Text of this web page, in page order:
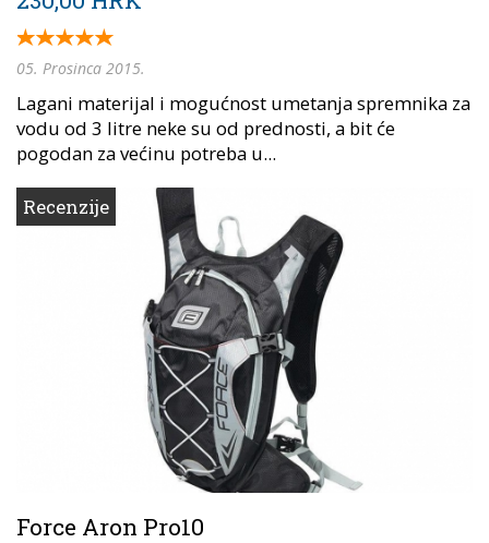
05. Prosinca 2015.
Lagani materijal i mogućnost umetanja spremnika za
vodu od 3 litre neke su od prednosti, a bit će
pogodan za većinu potreba u...
Recenzije
Force Aron Pro10